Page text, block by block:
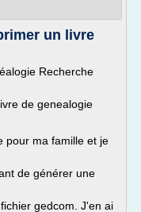
un livre
Recherche
de genealogie
pour ma famille et je
de générer une
gedcom. J'en ai